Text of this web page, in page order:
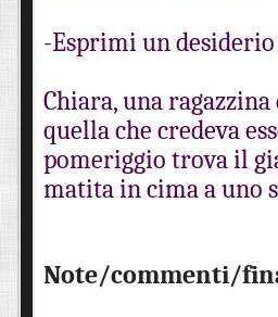
-Esprimi un
Chiara, una
quella che credeva
pomeriggio trova il
matita in cima a uno
Note/commenti/